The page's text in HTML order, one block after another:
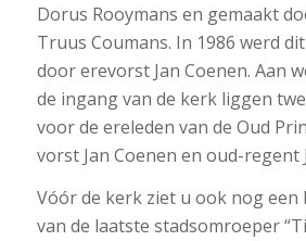
Dorus Rooymans en gemaakt
Truus Coumans. In 1986 werd
door erevorst Jan Coenen. Aan
de ingang van de kerk liggen
voor de ereleden van de Oud
vorst Jan Coenen en oud-regent
Vóór de kerk ziet u ook nog een
van de laatste stadsomroeper